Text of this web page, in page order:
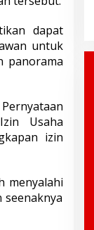
dapat
untuk
panorama
Usaha
izin
menyalahi